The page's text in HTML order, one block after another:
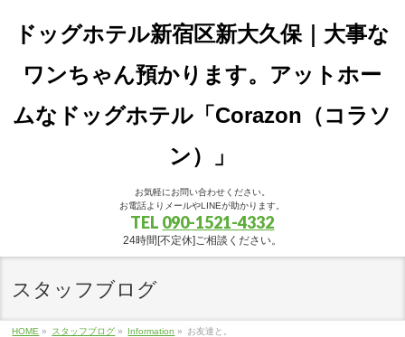
ドッグホテル新宿区新大久保｜大事な
ワンちゃん預かります。アットホー
ムなドッグホテル「Corazon（コラソ
ン）」
お気軽にお問い合わせください。
お電話よりメールやLINEが助かります。
TEL 090-1521-4332
24時間[不定休]ご相談ください。
スタッフブログ
HOME » スタッフブログ » Information » お友達と。